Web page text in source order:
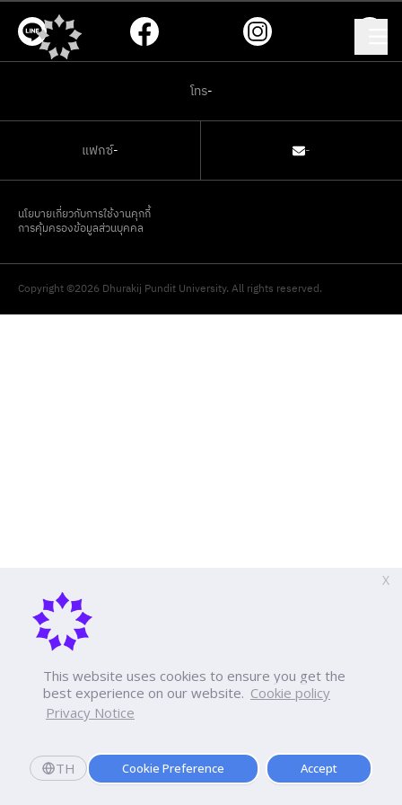
This website uses cookies to ensure you get the
best experience on our website. Cookie policy
Privacy Notice
TH Cookie Preference Accept
X
โทร-
แฟกซ์- -
นโยบายเกี่ยวกับการใช้งานคุกกี้
การคุ้มครองข้อมูลส่วนบุคคล
Copyright ©2026 Dhurakij Pundit University. All rights reserved.